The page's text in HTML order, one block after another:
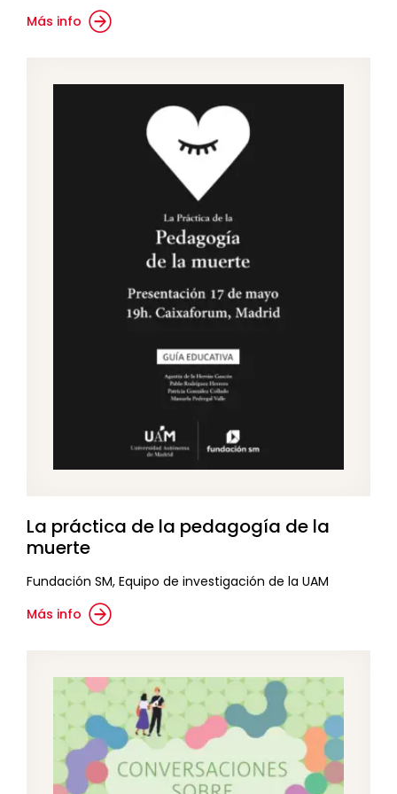
Más info
La práctica de la pedagogía de la
muerte
Fundación SM, Equipo de investigación de la UAM
Más info